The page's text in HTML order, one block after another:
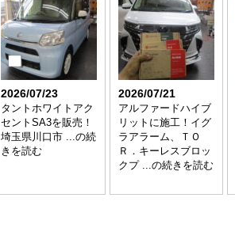
2026/07/23
タントホワイトアク
セントSA3を販売！
埼玉県川口市 ...の続
きを読む
2026/07/21
アルファードハイブ
リットに施工！イグ
ラアラーム、ＴＯ
Ｒ．キーレスブロッ
クプ ...の続きを読む